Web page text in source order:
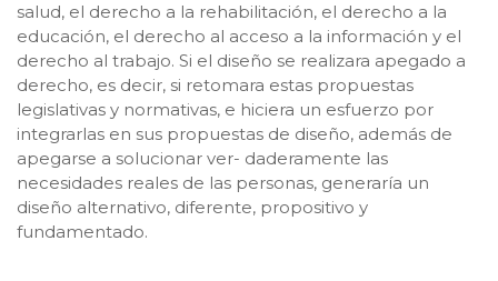
salud, el derecho a la rehabilitación, el derecho a la
educación, el derecho al acceso a la información y el
derecho al trabajo. Si el diseño se realizara apegado a
derecho, es decir, si retomara estas propuestas
legislativas y normativas, e hiciera un esfuerzo por
integrarlas en sus propuestas de diseño, además de
apegarse a solucionar ver- daderamente las
necesidades reales de las personas, generaría un
diseño alternativo, diferente, propositivo y
fundamentado.